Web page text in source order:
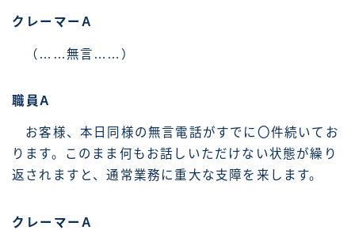
クレーマーA
（……無言……）
職員A
お客様、本日同様の無言電話がすでに〇件続いてお
ります。このまま何もお話しいただけない状態が繰り
返されますと、通常業務に重大な支障を来します。
クレーマーA